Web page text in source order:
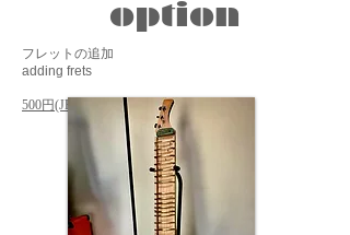
option
フレットの追加
adding frets
500円(JPY)/1piece​